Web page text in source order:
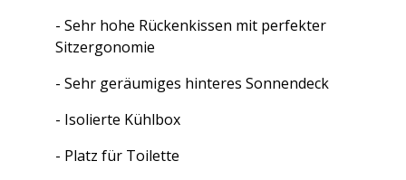
- Sehr hohe Rückenkissen mit perfekter
Sitzergonomie
- Sehr geräumiges hinteres Sonnendeck
- Isolierte Kühlbox
- Platz für Toilette